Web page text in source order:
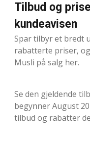
Tilbud og
kundeavisen
Spar tilbyr et bredt
rabatterte priser,
Musli på salg her.
Se den gjeldende
begynner August
tilbud og rabatter